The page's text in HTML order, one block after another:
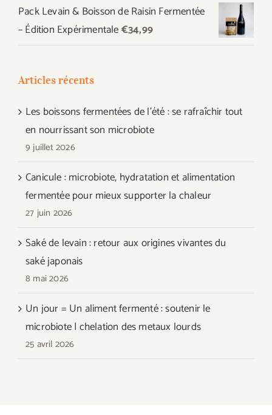
Pack Levain & Boisson de Raisin Fermentée
– Édition Expérimentale€34,99
Articles récents
Les boissons fermentées de l’été : se rafraîchir tout
en nourrissant son microbiote
9 juillet 2026
Canicule : microbiote, hydratation et alimentation
fermentée pour mieux supporter la chaleur
27 juin 2026
Saké de levain : retour aux origines vivantes du
saké japonais
8 mai 2026
Un jour = Un aliment fermenté : soutenir le
microbiote | chelation des metaux lourds
25 avril 2026